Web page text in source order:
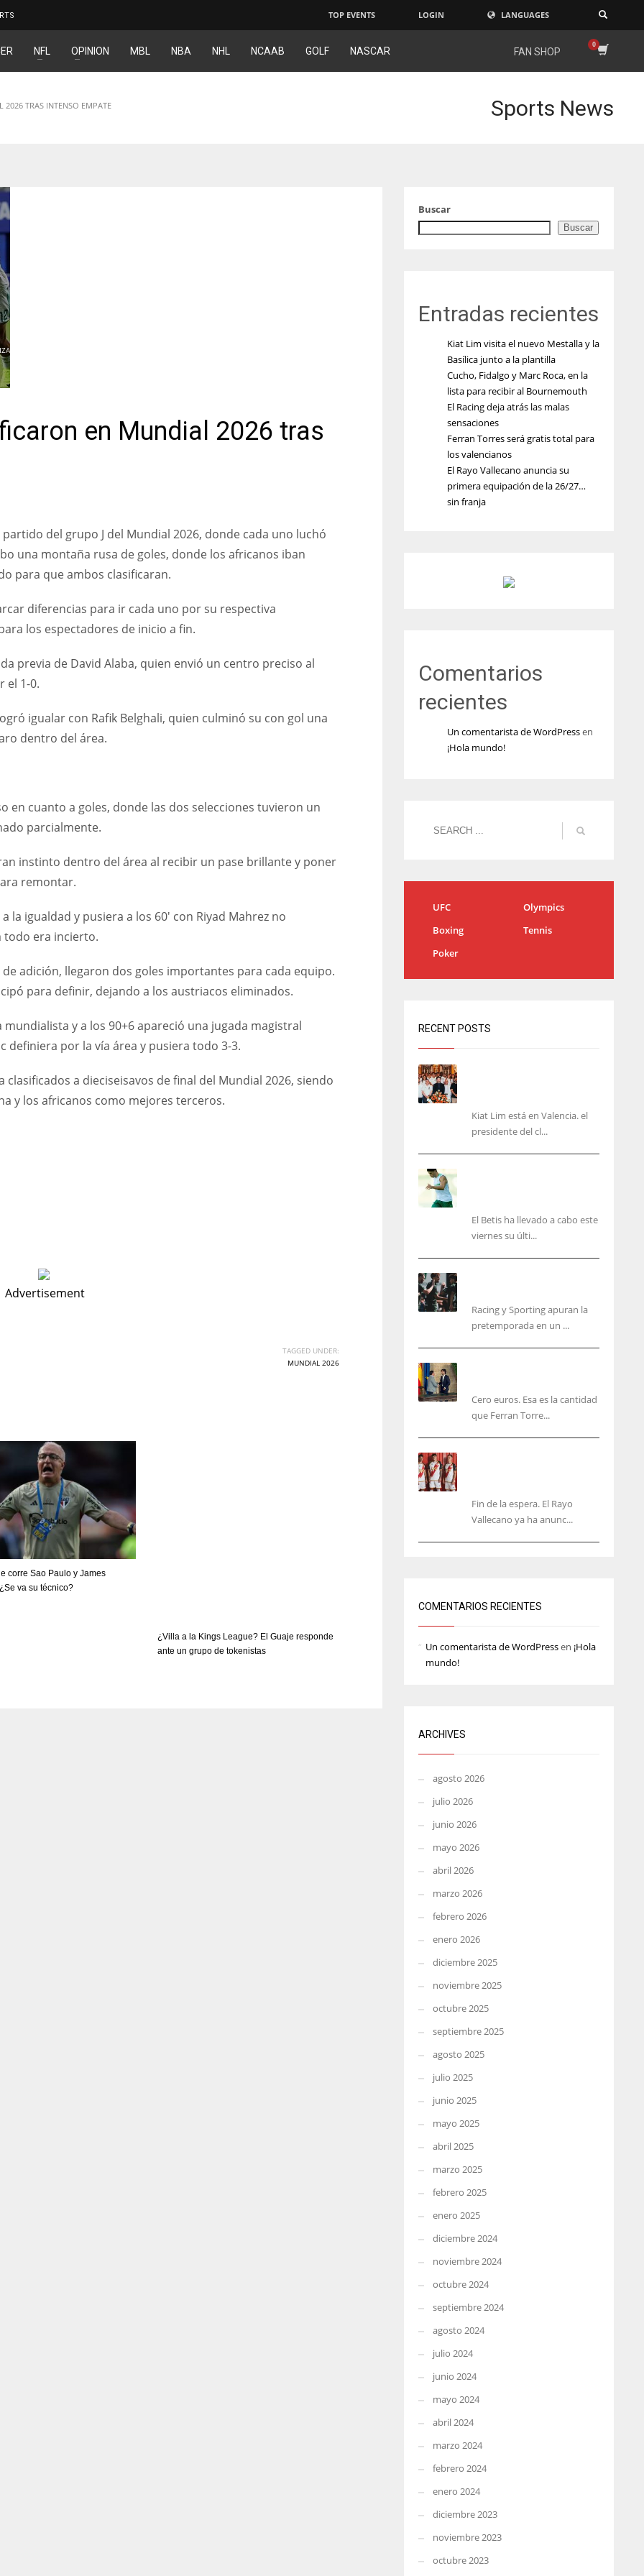
24
19
MIN
24
TOP EVENTS LOGIN LANGUAGES
NFL OPINION MBL NBA NHL NCAAB GOLF NASCAR FAN SHOP
2026 TRAS INTENSO EMPATE Sports News
en Mundial 2026 tras
del grupo J del Mundial 2026, donde cada uno luchó
una montaña rusa de goles, donde los africanos iban
para que ambos clasificaran.
diferencias para ir cada uno por su respectiva
los espectadores de inicio a fin.
previa de David Alaba, quien envió un centro preciso al
el 1-0.
igualar con Rafik Belghali, quien culminó su con gol una
dentro del área.
en cuanto a goles, donde las dos selecciones tuvieron un
parcialmente.
instinto dentro del área al recibir un pase brillante y poner
remontar.
igualdad y pusiera a los 60′ con Riyad Mahrez no
todo era incierto.
adición, llegaron dos goles importantes para cada equipo.
para definir, dejando a los austriacos eliminados.
y a los 90+6 apareció una jugada magistral
definiera por la vía área y pusiera todo 3-3.
a dieciseisavos de final del Mundial 2026, siendo
y los africanos como mejores terceros.
Advertisement
TAGGED UNDER:
MUNDIAL 2026
corre Sao Paulo y James
va su técnico?
¿Villa a la Kings League? El Guaje responde
ante un grupo de tokenistas
Buscar
Buscar
Entradas recientes
Kiat Lim visita el nuevo Mestalla y la
Basílica junto a la plantilla
Cucho, Fidalgo y Marc Roca, en la
lista para recibir al Bournemouth
El Racing deja atrás las malas
sensaciones
Ferran Torres será gratis total para
los valencianos
El Rayo Vallecano anuncia su
primera equipación de la 26/27…
sin franja
Comentarios
recientes
Un comentarista de WordPressen
¡Hola mundo!
UFC
Olympics
Boxing
Tennis
Poker
RECENT POSTS
Kiat Lim está en Valencia. el
presidente del cl...
El Betis ha llevado a cabo este
viernes su últi...
Racing y Sporting apuran la
pretemporada en un ...
Cero euros. Esa es la cantidad
que Ferran Torre...
Fin de la espera. El Rayo
Vallecano ya ha anunc...
COMENTARIOS RECIENTES
Un comentarista de WordPressen ¡Hola
mundo!
ARCHIVES
agosto 2026
julio 2026
junio 2026
mayo 2026
abril 2026
marzo 2026
febrero 2026
enero 2026
diciembre 2025
noviembre 2025
octubre 2025
septiembre 2025
agosto 2025
julio 2025
junio 2025
mayo 2025
abril 2025
marzo 2025
febrero 2025
enero 2025
diciembre 2024
noviembre 2024
octubre 2024
septiembre 2024
agosto 2024
julio 2024
junio 2024
mayo 2024
abril 2024
marzo 2024
febrero 2024
enero 2024
diciembre 2023
noviembre 2023
octubre 2023